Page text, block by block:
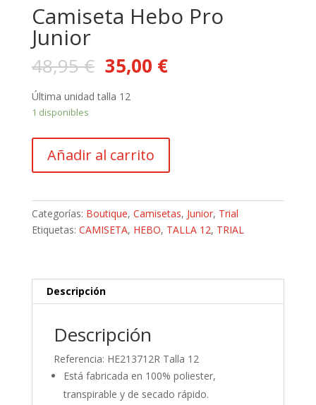
Camiseta Hebo Pro
Junior
48,95€ 35,00 €
Última unidad talla 12
1 disponibles
Hebo
cantidad
Añadir al carrito
Categorías: Boutique, Camisetas, Junior, Trial
Etiquetas: CAMISETA, HEBO, TALLA 12, TRIAL
Descripción
Descripción
Referencia: HE213712R Talla 12
Está fabricada en 100% poliester,
transpirable y de secado rápido.